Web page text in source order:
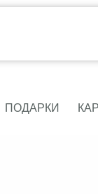
ПОДАРКИ